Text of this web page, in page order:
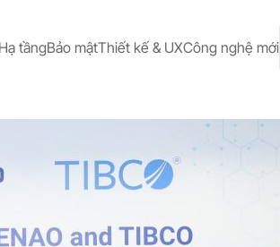
tầngBảo mậtThiết kế & UXCông nghệ mới